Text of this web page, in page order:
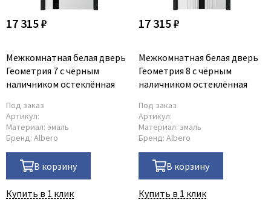
17 315 ₽
Межкомнатная белая дверь
Геометрия 7 с чёрным
наличником остеклённая
Под заказ
Артикул:
Материал: эмаль
Бренд: Albero
В корзину
Купить в 1 клик
17 315 ₽
Межкомнатная белая дверь
Геометрия 8 с чёрным
наличником остеклённая
Под заказ
Артикул:
Материал: эмаль
Бренд: Albero
В корзину
Купить в 1 клик